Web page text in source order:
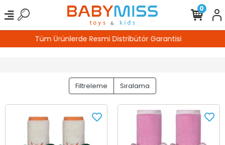
%100 Güvenli Alışveriş
0
Filtreleme Sıralama